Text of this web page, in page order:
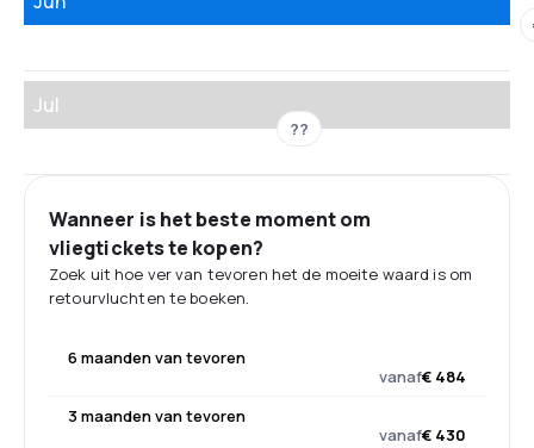
Jul
??
Wanneer is het beste moment om
vliegtickets te kopen?
Zoek uit hoe ver van tevoren het de moeite waard is om
retourvluchten te boeken.
6 maanden van tevoren
vanaf€ 484
3 maanden van tevoren
vanaf€ 430